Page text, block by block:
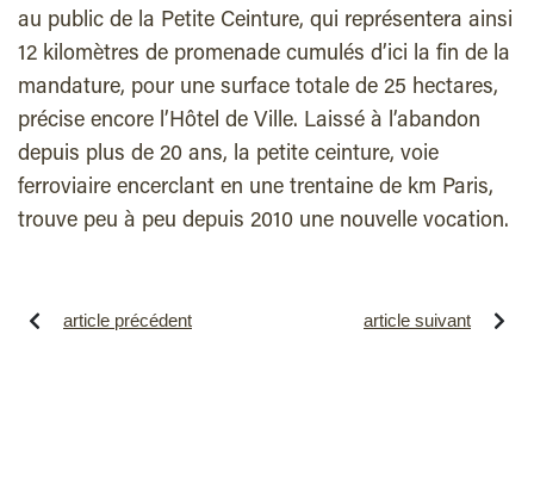
au public de la Petite Ceinture, qui représentera ainsi
12 kilomètres de promenade cumulés d’ici la fin de la
mandature, pour une surface totale de 25 hectares,
précise encore l’Hôtel de Ville. Laissé à l’abandon
depuis plus de 20 ans, la petite ceinture, voie
ferroviaire encerclant en une trentaine de km Paris,
trouve peu à peu depuis 2010 une nouvelle vocation.
article précédent article suivant